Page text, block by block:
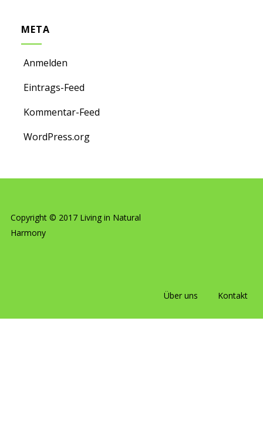
META
Anmelden
Eintrags-Feed
Kommentar-Feed
WordPress.org
Copyright © 2017 Living in Natural
Harmony
Über uns Kontakt